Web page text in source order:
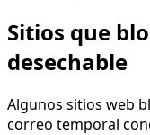
Sitios que
desechable
Algunos sitios web
correo temporal